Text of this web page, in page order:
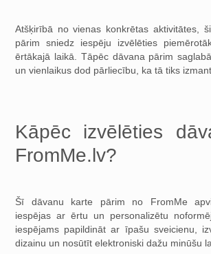
Atšķirībā no vienas konkrētas aktivitātes,
pārim sniedz iespēju izvēlēties
ērtākajā laikā. Tāpēc dāvana pārim
un vienlaikus dod pārliecību, ka tā tiks
Kāpēc izvēlēties
FromMe.lv?
Šī dāvanu karte pārim no FromMe
iespējas ar ērtu un personalizētu
iespējams papildināt ar īpašu sveicienu,
dizainu un nosūtīt elektroniski dažu minūšu